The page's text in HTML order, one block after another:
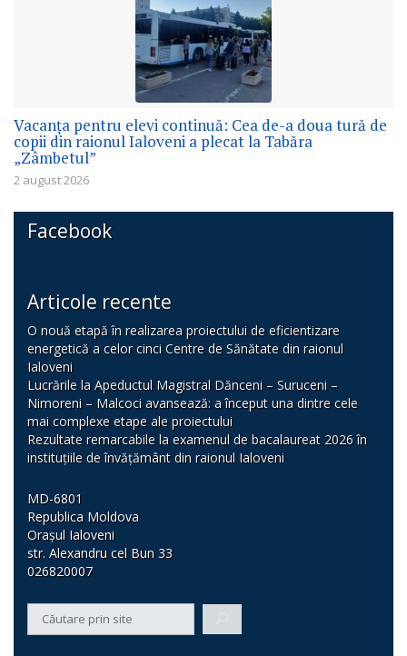
Vacanța pentru elevi continuă: Cea de-a doua tură de
copii din raionul Ialoveni a plecat la Tabăra
„Zâmbetul”
2 august 2026
Facebook
Articole recente
O nouă etapă în realizarea proiectului de eficientizare
energetică a celor cinci Centre de Sănătate din raionul
Ialoveni
Lucrările la Apeductul Magistral Dănceni – Suruceni –
Nimoreni – Malcoci avansează: a început una dintre cele
mai complexe etape ale proiectului
Rezultate remarcabile la examenul de bacalaureat 2026 în
instituțiile de învățământ din raionul Ialoveni
MD-6801
Republica Moldova
Orașul Ialoveni
str. Alexandru cel Bun 33
026820007